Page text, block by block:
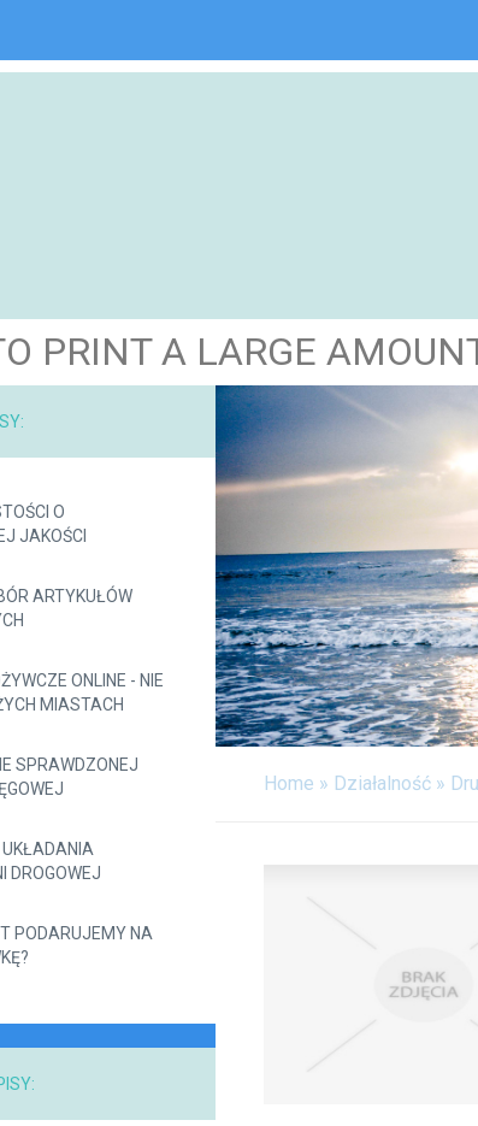
PRINT A LARGE
O
JAKOŚCI
ARTYKUŁÓW
ONLINE - NIE
MIASTACH
SPRAWDZONEJ
UKŁADANIA
DROGOWEJ
PODARUJEMY NA
Home » Działalność»